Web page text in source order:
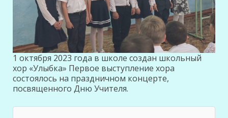
1 октября 2023 года в школе создан школьный
хор «Улыбка» Первое выступление хора
состоялось на праздничном концерте,
посвященного Дню Учителя.